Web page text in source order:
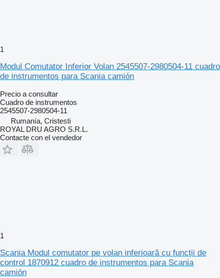
1
Modul Comutator Inferior Volan 2545507-2980504-11 cuadro
de instrumentos para Scania camión
Precio a consultar
Cuadro de instrumentos
2545507-2980504-11
Rumanía, Cristesti
ROYAL DRU AGRO S.R.L.
Contacte con el vendedor
1
Scania Modul comutator pe volan inferioară cu funcții de
control 1870912 cuadro de instrumentos para Scania
camión